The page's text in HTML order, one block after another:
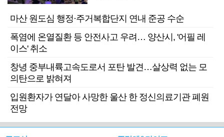
마산 원도심 행정·주거복합단지 연내 준공 수순
폭염에 온열질환 등 안전사고 우려… 양산시, '어필 레
이스' 취소
창녕 중부내륙고속도로서 포탄 발견…살상력 없는 모
의탄으로 밝혀져
입원환자가 연달아 사망한 울산 한 정신의료기관 폐원
전망